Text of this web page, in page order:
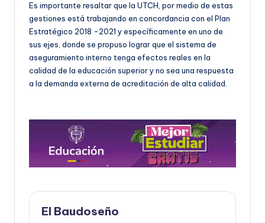
Es importante resaltar que la UTCH, por medio de estas
gestiones está trabajando en concordancia con el Plan
Estratégico 2018 -2021 y específicamente en uno de
sus ejes, donde se propuso lograr que el sistema de
aseguramiento interno tenga efectos reales en la
calidad de la educación superior y no sea una respuesta
a la demanda externa de acreditación de alta calidad.
El Baudoseño